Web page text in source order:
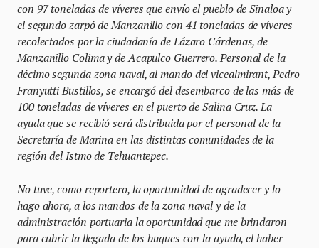
con 97 toneladas de víveres que envío el pueblo de Sinaloa y
el segundo zarpó de Manzanillo con 41 toneladas de víveres
recolectados por la ciudadanía de Lázaro Cárdenas, de
Manzanillo Colima y de Acapulco Guerrero. Personal de la
décimo segunda zona naval, al mando del vicealmirant, Pedro
Franyutti Bustillos, se encargó del desembarco de las más de
100 toneladas de víveres en el puerto de Salina Cruz. La
ayuda que se recibió será distribuida por el personal de la
Secretaría de Marina en las distintas comunidades de la
región del Istmo de Tehuantepec.
No tuve, como reportero, la oportunidad de agradecer y lo
hago ahora, a los mandos de la zona naval y de la
administración portuaria la oportunidad que me brindaron
para cubrir la llegada de los buques con la ayuda, el haber